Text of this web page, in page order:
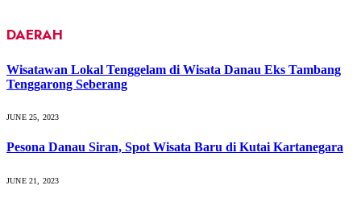
DAERAH
Wisatawan Lokal Tenggelam di Wisata Danau Eks Tambang
Tenggarong Seberang
JUNE 25, 2023
Pesona Danau Siran, Spot Wisata Baru di Kutai Kartanegara
JUNE 21, 2023